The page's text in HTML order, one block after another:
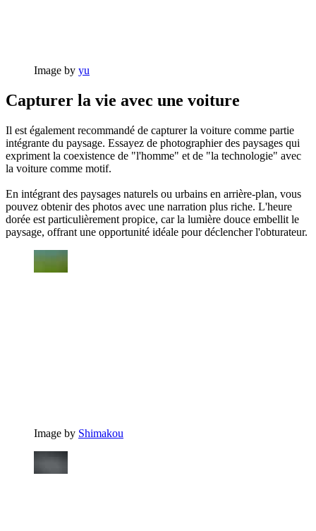
Image by yu
Capturer la vie avec une voiture
Il est également recommandé de capturer la voiture comme partie
intégrante du paysage. Essayez de photographier des paysages qui
expriment la coexistence de "l'homme" et de "la technologie" avec
la voiture comme motif.
En intégrant des paysages naturels ou urbains en arrière-plan, vous
pouvez obtenir des photos avec une narration plus riche. L'heure
dorée est particulièrement propice, car la lumière douce embellit le
paysage, offrant une opportunité idéale pour déclencher l'obturateur.
Image by Shimakou